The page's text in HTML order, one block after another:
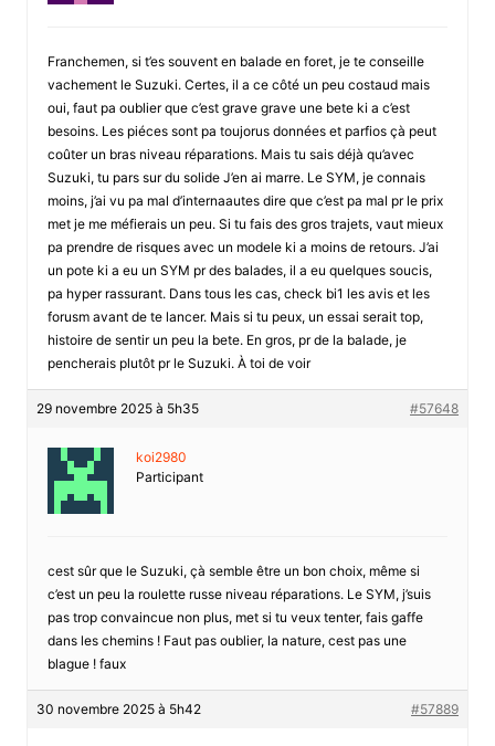
Franchemen, si t’es souvent en balade en foret, je te conseille
vachement le Suzuki. Certes, il a ce côté un peu costaud mais
oui, faut pa oublier que c’est grave grave une bete ki a c’est
besoins. Les piéces sont pa toujorus données et parfios çà peut
coûter un bras niveau réparations. Mais tu sais déjà qu’avec
Suzuki, tu pars sur du solide J’en ai marre. Le SYM, je connais
moins, j’ai vu pa mal d’internaautes dire que c’est pa mal pr le prix
met je me méfierais un peu. Si tu fais des gros trajets, vaut mieux
pa prendre de risques avec un modele ki a moins de retours. J’ai
un pote ki a eu un SYM pr des balades, il a eu quelques soucis,
pa hyper rassurant. Dans tous les cas, check bi1 les avis et les
forusm avant de te lancer. Mais si tu peux, un essai serait top,
histoire de sentir un peu la bete. En gros, pr de la balade, je
pencherais plutôt pr le Suzuki. À toi de voir
29 novembre 2025 à 5h35 #57648
koi2980
Participant
cest sûr que le Suzuki, çà semble être un bon choix, même si
c’est un peu la roulette russe niveau réparations. Le SYM, j’suis
pas trop convaincue non plus, met si tu veux tenter, fais gaffe
dans les chemins ! Faut pas oublier, la nature, cest pas une
blague ! faux
30 novembre 2025 à 5h42 #57889